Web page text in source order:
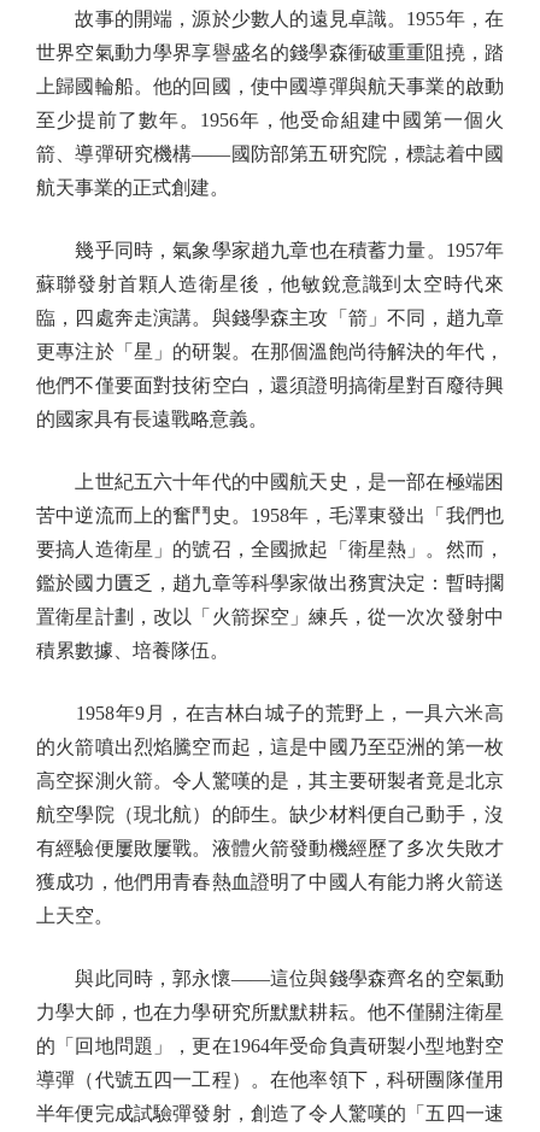
故事的開端，源於少數人的遠見卓識。1955年，在
世界空氣動力學界享譽盛名的錢學森衝破重重阻撓，踏
上歸國輪船。他的回國，使中國導彈與航天事業的啟動
至少提前了數年。1956年，他受命組建中國第一個火
箭、導彈研究機構——國防部第五研究院，標誌着中國
航天事業的正式創建。
幾乎同時，氣象學家趙九章也在積蓄力量。1957年
蘇聯發射首顆人造衛星後，他敏銳意識到太空時代來
臨，四處奔走演講。與錢學森主攻「箭」不同，趙九章
更專注於「星」的研製。在那個溫飽尚待解決的年代，
他們不僅要面對技術空白，還須證明搞衛星對百廢待興
的國家具有長遠戰略意義。
上世紀五六十年代的中國航天史，是一部在極端困
苦中逆流而上的奮鬥史。1958年，毛澤東發出「我們也
要搞人造衛星」的號召，全國掀起「衛星熱」。然而，
鑑於國力匱乏，趙九章等科學家做出務實決定：暫時擱
置衛星計劃，改以「火箭探空」練兵，從一次次發射中
積累數據、培養隊伍。
1958年9月，在吉林白城子的荒野上，一具六米高
的火箭噴出烈焰騰空而起，這是中國乃至亞洲的第一枚
高空探測火箭。令人驚嘆的是，其主要研製者竟是北京
航空學院（現北航）的師生。缺少材料便自己動手，沒
有經驗便屢敗屢戰。液體火箭發動機經歷了多次失敗才
獲成功，他們用青春熱血證明了中國人有能力將火箭送
上天空。
與此同時，郭永懷——這位與錢學森齊名的空氣動
力學大師，也在力學研究所默默耕耘。他不僅關注衛星
的「回地問題」，更在1964年受命負責研製小型地對空
導彈（代號五四一工程）。在他率領下，科研團隊僅用
半年便完成試驗彈發射，創造了令人驚嘆的「五四一速